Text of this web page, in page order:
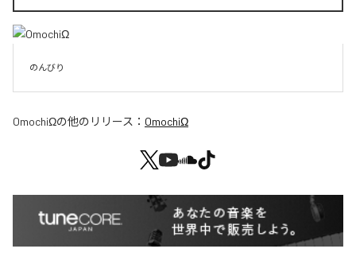
のんびり
OmochiΩの他のリリース： OmochiΩ